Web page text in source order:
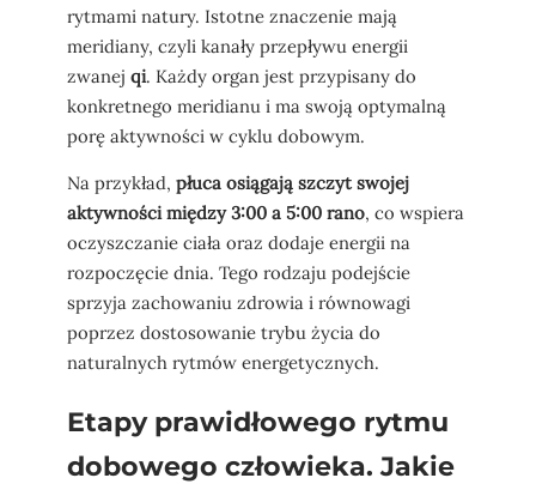
rytmami natury. Istotne znaczenie mają
meridiany, czyli kanały przepływu energii
zwanej qi. Każdy organ jest przypisany do
konkretnego meridianu i ma swoją optymalną
porę aktywności w cyklu dobowym.
Na przykład, płuca osiągają szczyt swojej
aktywności między 3:00 a 5:00 rano, co wspiera
oczyszczanie ciała oraz dodaje energii na
rozpoczęcie dnia. Tego rodzaju podejście
sprzyja zachowaniu zdrowia i równowagi
poprzez dostosowanie trybu życia do
naturalnych rytmów energetycznych.
Etapy prawidłowego rytmu
dobowego człowieka. Jakie